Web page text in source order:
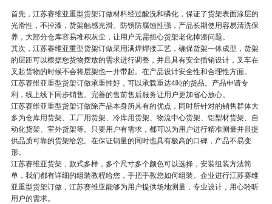
首先，江苏赛维亚重型货架订做材料经过酸洗和磷化，保证了货架表面涂层的
光滑性，不掉漆，货架触感光滑。防锈防腐蚀性强，产品长期使用容易清洗保
养，大部分仓库容易堆积灰尘，让用户无需担心货架老化掉漆问题。
其次，江苏赛维亚重型货架订做采用满焊焊接工艺，确保货架一体成型，货架
的层距可以根据您货物摆放的需求进行调整，并且具有安全插销设计，叉车在
叉起货物的时候不会将层架也一并带起。在产品设计安全性和合理性方面。
江苏赛维亚重型货架订做承重性好，可以承载重达4吨的货品。产品申请专
利，线上线下同步销售。完善的售前售后服务让用户更加省心放心。
江苏赛维亚重型货架订做除产品本身所具有的优点，同时所针对的销售群体大
多为仓库用货架、工厂用货架、冷库用货架、物流中心货架、铝型材货架、自
动化货架、室外货架等。只要用户有需求，都可以为用户进行精准测量并且提
供品质可靠的货架给您。在保证销量的同时也具有极高的口碑，产品不易变
形。
江苏赛维亚货架，款式多样，多个尺寸多个颜色可以选择，安装组装方法简
单，我们都有详细的组装教程给您，手把手教您如何组装。企业进行江苏赛维
亚重型货架订做，江苏赛维亚能够为用户提供场地测量，专业设计，用心聆听
用户的需求。